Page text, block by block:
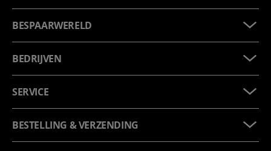
BESPAARWERELD
BEDRIJVEN
SERVICE
BESTELLING & VERZENDING